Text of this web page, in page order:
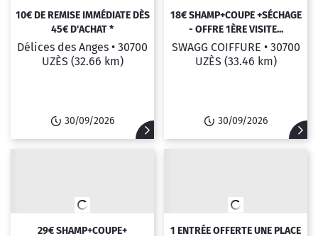
10€ DE REMISE IMMÉDIATE DÈS
45€ D'ACHAT *
Délices des Anges • 30700
UZÈS (32.66 km)
30/09/2026
18€ SHAMP+COUPE +SÉCHAGE
- OFFRE 1ÈRE VISITE...
SWAGG COIFFURE • 30700
UZÈS (33.46 km)
30/09/2026
29€ SHAMP+COUPE+ 1 ENTRÉE OFFERTE UNE PLACE